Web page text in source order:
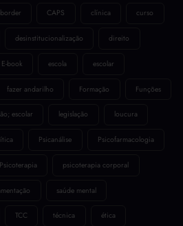
border CAPS clínica curso
desinstitucionalização direito
E-book escola escolar
fazer andarilho Formação Funções
escolar legislação loucura
Psicanálise Psicofarmacologia
Psicoterapia psicoterapia corporal
saúde mental
TCC técnica ética